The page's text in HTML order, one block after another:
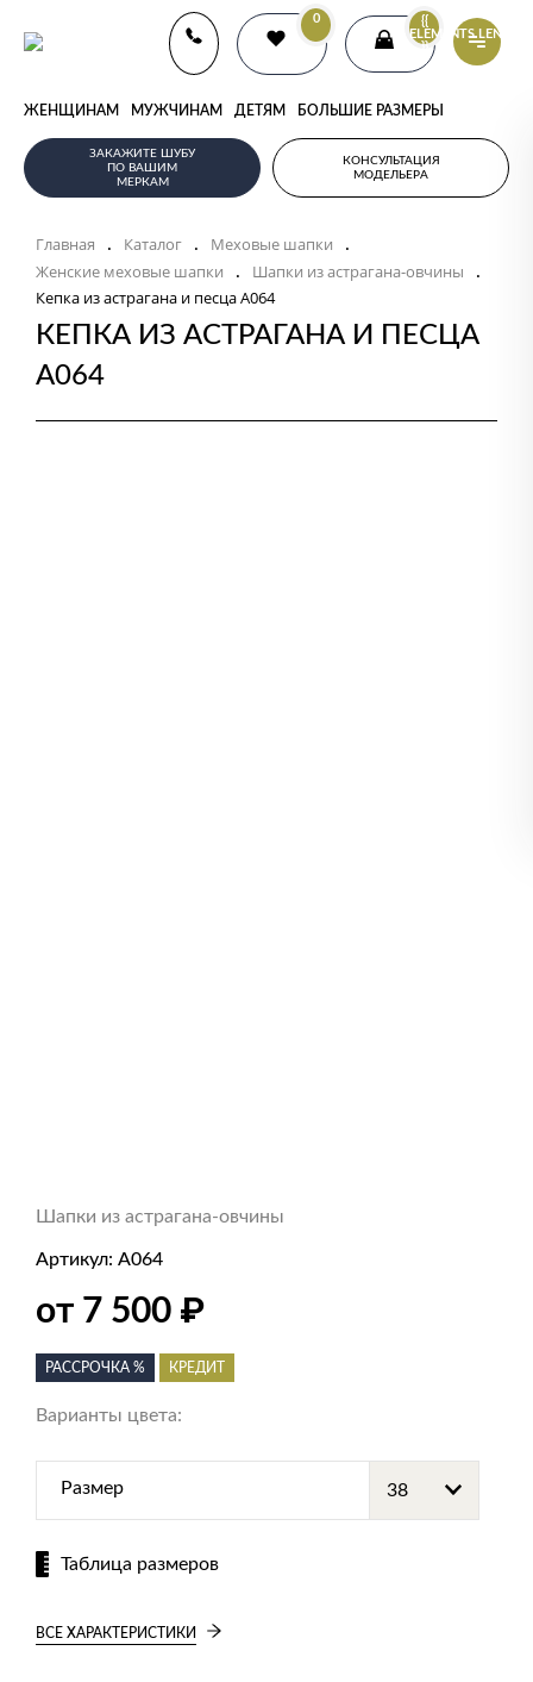
0
{{
ELEMENTS.LENGTH
}}
ЖЕНЩИНАМ МУЖЧИНАМ ДЕТЯМ БОЛЬШИЕ РАЗМЕРЫ
ЗАКАЖИТЕ ШУБУ
ПО ВАШИМ
МЕРКАМ
КОНСУЛЬТАЦИЯ
МОДЕЛЬЕРА
Главная . Каталог . Меховые шапки .
Женские меховые шапки . Шапки из астрагана-овчины .
Кепка из астрагана и песца А064
КЕПКА ИЗ АСТРАГАНА И ПЕСЦА
А064
Шапки из астрагана-овчины
Артикул: А064
от 7 500 ₽
РАССРОЧКА % КРЕДИТ
Варианты цвета:
Размер
Таблица размеров
ВСЕ ХАРАКТЕРИСТИКИ